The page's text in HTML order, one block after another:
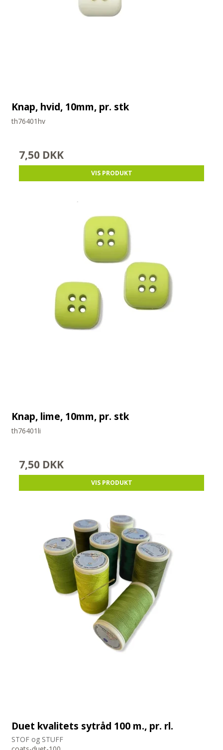
Knap, hvid, 10mm, pr. stk
th76401hv
7,50 DKK
VIS PRODUKT
Knap, lime, 10mm, pr. stk
th76401li
7,50 DKK
VIS PRODUKT
Duet kvalitets sytråd 100 m., pr. rl.
STOF og STUFF